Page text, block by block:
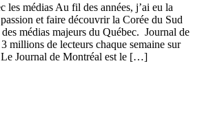
les médias Au fil des années, j’ai eu la
et faire découvrir la Corée du Sud
médias majeurs du Québec. Journal de
millions de lecteurs chaque semaine sur
Le Journal de Montréal est le […]